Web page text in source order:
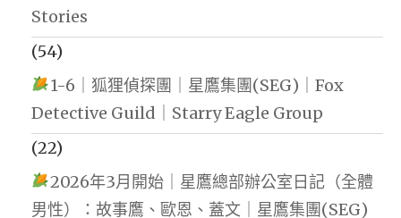
Stories
(54)
1-6｜狐狸偵探團｜星鷹集團(SEG)｜Fox
Detective Guild｜Starry Eagle Group
(22)
2026年3月開始｜星鷹總部辦公室日記（全體
男性）：故事鷹、歐恩、蓋文｜星鷹集團(SEG)